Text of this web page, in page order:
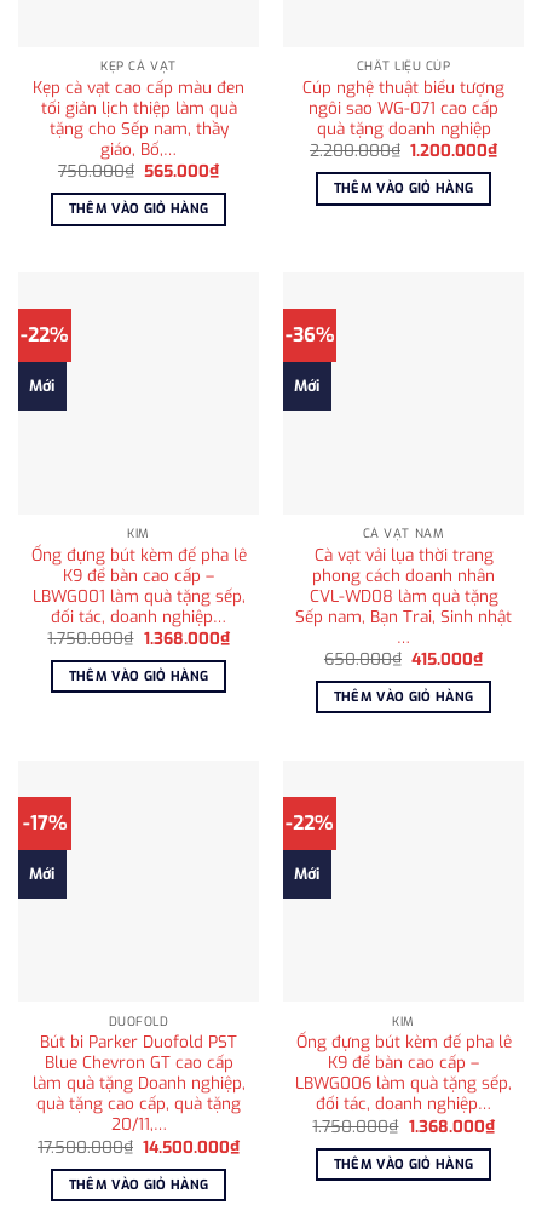
KẸP CÀ VẠT
Kẹp cà vạt cao cấp màu đen
tối giản lịch thiệp làm quà
tặng cho Sếp nam, thầy
giáo, Bố,…
750.000₫ Giá
là:
750.000₫.
565.000₫Giá
tại
565.000₫.
THÊM VÀO GIỎ HÀNG
CHẤT LIỆU CÚP
Cúp nghệ thuật biểu tượng
ngôi sao WG-071 cao cấp
quà tặng doanh nghiệp
2.200.000₫ Giá
là:
2.200.000₫.
1.200.000₫Giá
THÊM VÀO GIỎ HÀNG
-22%
Mới
KIM
Ống đựng bút kèm đế pha lê
K9 để bàn cao cấp –
LBWG001 làm quà tặng sếp,
đối tác, doanh nghiệp…
1.750.000₫ Giá
là:
1.750.000₫.
1.368.000₫Giá
hiện
THÊM VÀO GIỎ HÀNG
-36%
Mới
CÀ VẠT NAM
Cà vạt vải lụa thời trang
phong cách doanh nhân
CVL-WD08 làm quà tặng
Sếp nam, Bạn Trai, Sinh nhật
…
650.000₫ Giá
là:
650.000₫.
415.000₫Giá
hiện
tại
THÊM VÀO GIỎ HÀNG
-17%
Mới
DUOFOLD
Bút bi Parker Duofold PST
Blue Chevron GT cao cấp
làm quà tặng Doanh nghiệp,
quà tặng cao cấp, quà tặng
20/11,…
17.500.000₫ Giá
là:
17.500.000₫.
14.500.000₫Giá
hiện
THÊM VÀO GIỎ HÀNG
-22%
Mới
KIM
Ống đựng bút kèm đế pha lê
K9 để bàn cao cấp –
LBWG006 làm quà tặng sếp,
đối tác, doanh nghiệp…
1.750.000₫ Giá
là:
1.750.000₫.
1.368.000₫Giá
hiện
THÊM VÀO GIỎ HÀNG